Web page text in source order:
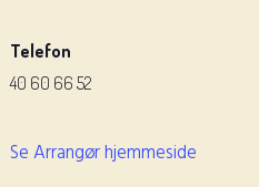
Telefon
40 60 66 52
Se Arrangør hjemmeside